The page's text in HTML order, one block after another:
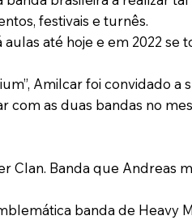
festivais e turnês.
até hoje e em 2022 se
Amilcar foi convidado a
com as duas bandas no
Clan. Banda que Andreas
banda de Heavy